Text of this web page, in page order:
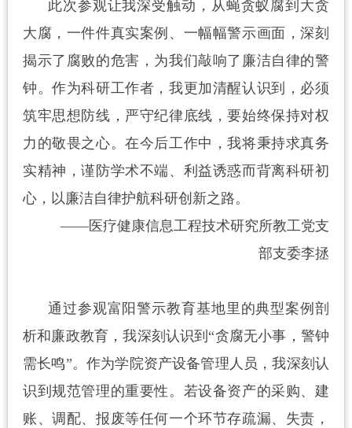
此次参观让我深受触动，从蝇贪蚁腐到大贪
大腐，一件件真实案例、一幅幅警示画面，深刻
揭示了腐败的危害，为我们敲响了廉洁自律的警
钟。作为科研工作者，我更加清醒认识到，必须
筑牢思想防线，严守纪律底线，要始终保持对权
力的敬畏之心。在今后工作中，我将秉持求真务
实精神，谨防学术不端、利益诱惑而背离科研初
心，以廉洁自律护航科研创新之路。
——医疗健康信息工程技术研究所教工党支
部支委李拯
通过参观富阳警示教育基地里的典型案例剖
析和廉政教育，我深刻认识到 “贪腐无小事，警钟
需长鸣”。作为学院资产设备管理人员，我深刻认
识到规范管理的重要性。若设备资产的采购、建
账、调配、报废等任何一个环节存疏漏、失责，